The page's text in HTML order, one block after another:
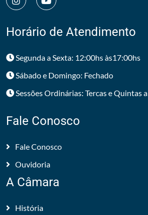
Horário de Atendimento
Segunda a Sexta: 12:00hs às17:00hs
Sábado e Domingo: Fechado
Sessões Ordinárias: Tercas e Quintas
Fale Conosco
Fale Conosco
Ouvidoria
A Câmara
História